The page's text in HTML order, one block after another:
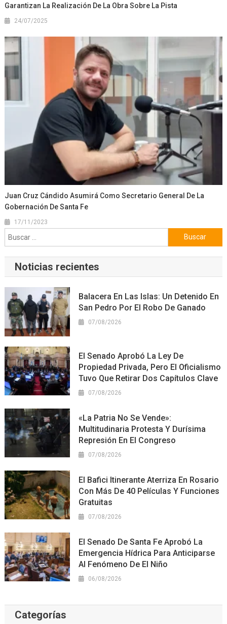
Garantizan La Realización De La Obra Sobre La Pista
24/07/2025
Juan Cruz Cándido Asumirá Como Secretario General De La
Gobernación De Santa Fe
17/11/2023
Buscar:
Noticias recientes
Balacera En Las Islas: Un Detenido En
San Pedro Por El Robo De Ganado
07/08/2026
El Senado Aprobó La Ley De
Propiedad Privada, Pero El Oficialismo
Tuvo Que Retirar Dos Capítulos Clave
07/08/2026
«La Patria No Se Vende»:
Multitudinaria Protesta Y Durísima
Represión En El Congreso
07/08/2026
El Bafici Itinerante Aterriza En Rosario
Con Más De 40 Películas Y Funciones
Gratuitas
07/08/2026
El Senado De Santa Fe Aprobó La
Emergencia Hídrica Para Anticiparse
Al Fenómeno De El Niño
06/08/2026
Categorías